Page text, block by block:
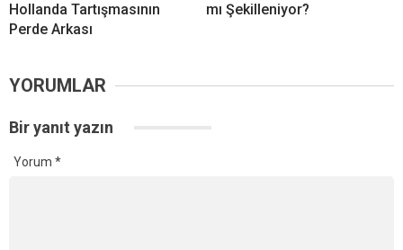
Hollanda Tartışmasının
Perde Arkası
mı Şekilleniyor?
YORUMLAR
Bir yanıt yazın
Yorum *